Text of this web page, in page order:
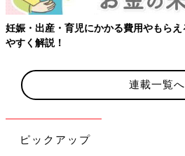
やもらえる補助金・助成金をわかり
連載一覧へ
ピックアップ